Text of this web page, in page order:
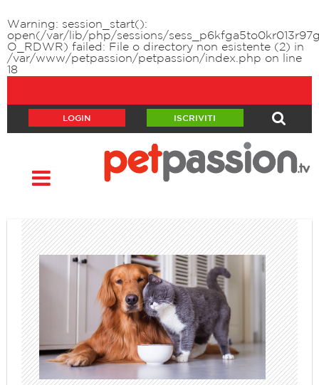
Warning : session_start():
open(/var/lib/php/sessions/
O_RDWR) failed: File o directory non esistente (2) in
/var/www/petpassion/petpassion/index.php on line
18
LOGIN ISCRIVITI